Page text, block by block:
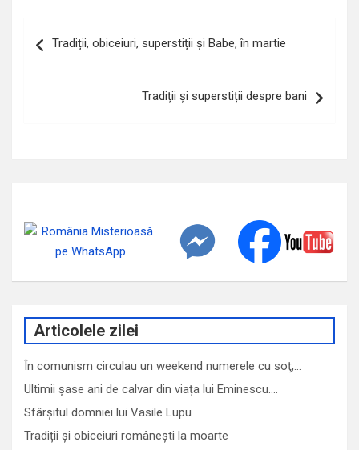
în
Tradiții, obiceiuri, superstiții și Babe, în martie
Tradiții și superstiții despre bani
Articolele zilei
În comunism circulau un weekend numerele cu soţ,…
Ultimii șase ani de calvar din viața lui Eminescu.…
Sfârşitul domniei lui Vasile Lupu
Tradiții și obiceiuri românești la moarte